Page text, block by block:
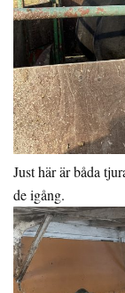
Just här är båda
de igång.